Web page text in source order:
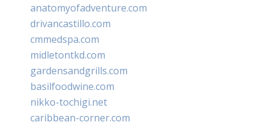
anatomyofadventure.com
drivancastillo.com
cmmedspa.com
midletontkd.com
gardensandgrills.com
basilfoodwine.com
nikko-tochigi.net
caribbean-corner.com